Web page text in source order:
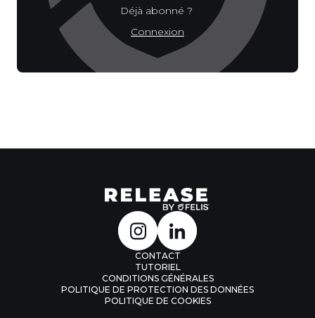
Déjà abonné ?
Connexion
CONTACT
TUTORIEL
CONDITIONS GÉNÉRALES
POLITIQUE DE PROTECTION DES DONNÉES
POLITIQUE DE COOKIES